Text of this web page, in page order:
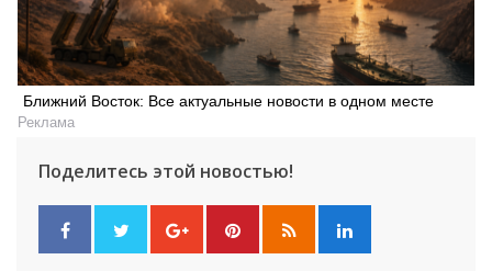
Ближний Восток: Все актуальные новости в одном месте
Реклама
Поделитесь этой новостью!